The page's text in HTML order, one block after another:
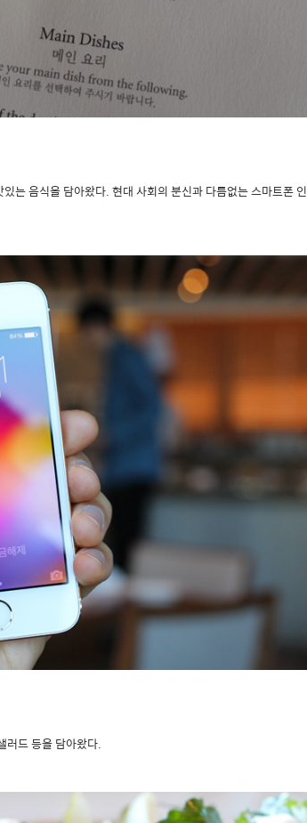
는 음식을 담아왔다. 현대 사회의 분신과 다름없는 스마트폰
러드 등을 담아왔다.